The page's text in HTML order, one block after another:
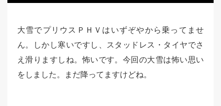
大雪でプリウスＰＨＶはいずぞやから乗ってませ
ん。しかし寒いですし、スタッドレス・タイヤでさ
え滑りますしね。怖いです。今回の大雪は怖い思い
をしました。まだ降ってますけどね。